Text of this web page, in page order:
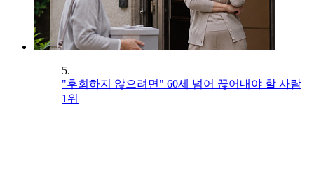
5.
"후회하지 않으려면" 60세 넘어 끊어내야 할 사람
1위